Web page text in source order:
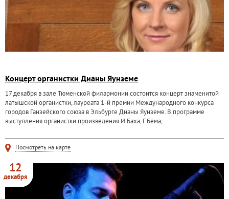
Концерт органистки Дианы Яунземе
17 декабря в зале Тюменской филармонии состоится концерт знаменитой
латышской органистки, лауреата 1-й премии Международного конкурса
городов Ганзейского союза в Эльбурге Дианы Яунземе. В программе
выступления органистки произведения И.Баха, Г.Бёма,
Посмотреть на карте
12
декабря